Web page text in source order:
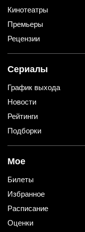
Кинотеатры
Премьеры
Рецензии
Сериалы
График выхода
Новости
Рейтинги
Подборки
Мое
Билеты
Избранное
Расписание
Оценки